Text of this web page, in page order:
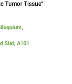
Tumor Tissue"
Süd, A101